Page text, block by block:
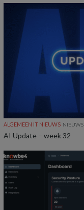
ALGEMEEN IT NIEUWS NIEUWS
AI Update – week 32